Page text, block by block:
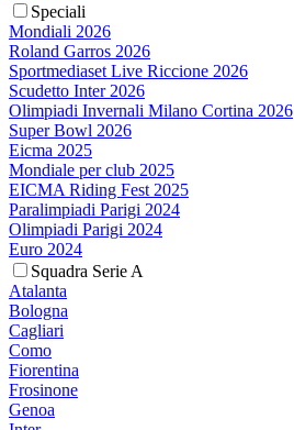
Speciali
Mondiali 2026
Roland Garros 2026
Sportmediaset Live Riccione 2026
Scudetto Inter 2026
Olimpiadi Invernali Milano Cortina 2026
Super Bowl 2026
Eicma 2025
Mondiale per club 2025
EICMA Riding Fest 2025
Paralimpiadi Parigi 2024
Olimpiadi Parigi 2024
Euro 2024
Squadra Serie A
Atalanta
Bologna
Cagliari
Como
Fiorentina
Frosinone
Genoa